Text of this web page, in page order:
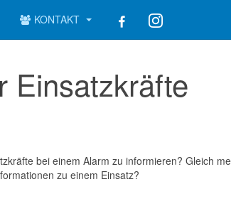
KONTAKT
Einsatzkräfte
bei einem Alarm zu informieren? Gleich
zu einem Einsatz?